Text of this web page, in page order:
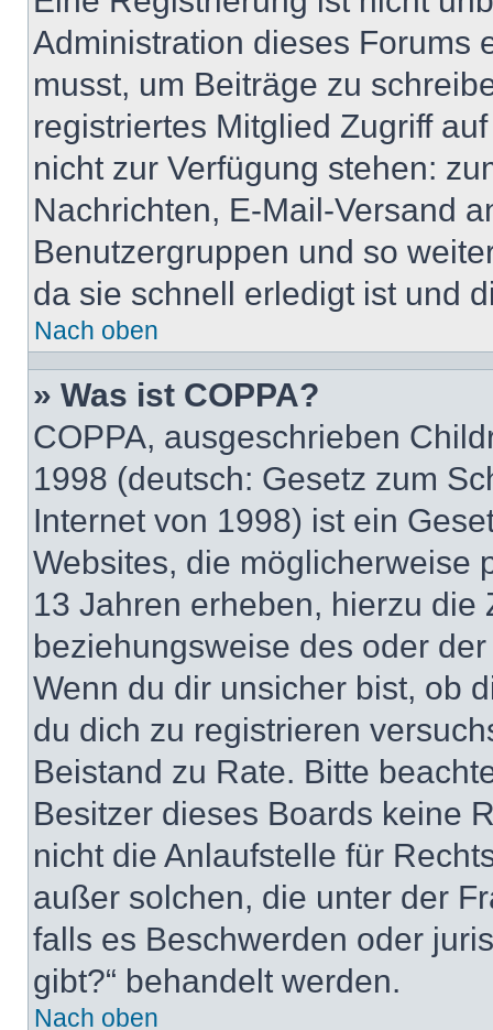
Administration dieses Forums
musst, um Beiträge zu
registriertes Mitglied Zugriff
nicht zur Verfügung stehen:
Nachrichten, E-Mail-Versand
Benutzergruppen und so
da sie schnell erledigt ist und
Nach oben
» Was ist COPPA?
COPPA, ausgeschrieben
1998 (deutsch: Gesetz zum
Internet von 1998) ist ein
Websites, die möglicherweise
13 Jahren erheben, hierzu die
beziehungsweise des oder
Wenn du dir unsicher bist, ob
du dich zu registrieren
Beistand zu Rate. Bitte
Besitzer dieses Boards keine
nicht die Anlaufstelle für
außer solchen, die unter der
falls es Beschwerden oder
gibt?“ behandelt werden.
Nach oben